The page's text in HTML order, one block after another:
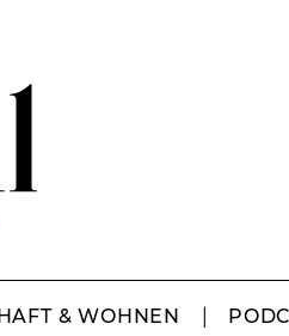
& WOHNEN